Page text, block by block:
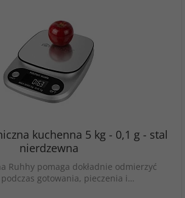
kuchenna 5 kg - 0,1 g - stal
nierdzewna
Ruhhy pomaga dokładnie odmierzyć
podczas gotowania, pieczenia i…